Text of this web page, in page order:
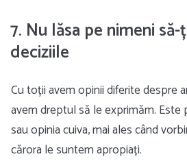
7. Nu lăsa pe nimeni
deciziile
Cu toții avem opinii diferite despre
avem dreptul să le exprimăm. Este
sau opinia cuiva, mai ales când
cărora le suntem apropiați.